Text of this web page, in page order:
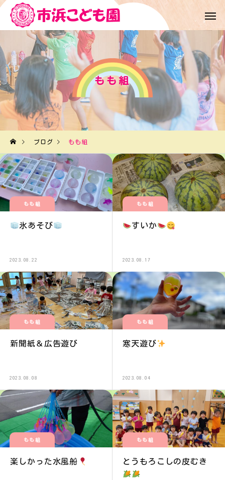
もも組
ブログ もも組
もも組
氷あそび
2023.08.22
もも組
すいか
2023.08.17
もも組
新聞紙＆広告遊び
2023.08.08
もも組
寒天遊び
2023.08.04
もも組
楽しかった水風船
もも組
とうもろこしの皮むき